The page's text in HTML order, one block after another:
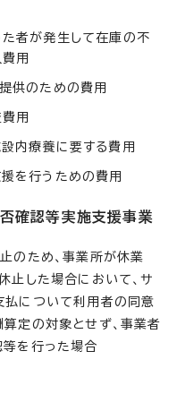
者が発生して在庫の不
用
供のための費用
用
内療養に要する費用
を行うための費用
否確認等実施支援事業
のため、事業所が休業
止した場合において、サ
払について利用者の同意
定の対象とせず、事業者
を行った場合